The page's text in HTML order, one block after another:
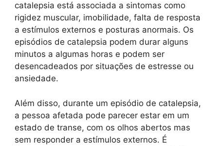
catalepsia está associada a sintomas como
rigidez muscular, imobilidade, falta de resposta
a estímulos externos e posturas anormais. Os
episódios de catalepsia podem durar alguns
minutos a algumas horas e podem ser
desencadeados por situações de estresse ou
ansiedade.
Além disso, durante um episódio de catalepsia,
a pessoa afetada pode parecer estar em um
estado de transe, com os olhos abertos mas
sem responder a estímulos externos. É